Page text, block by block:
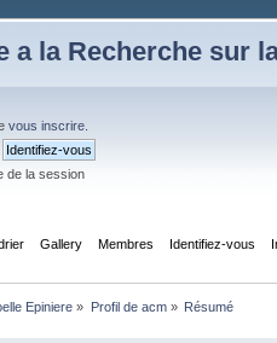
la Recherche sur
vous inscrire
de la session
Gallery Membres Identifiez-vous
Epiniere » Profil de acm» Résumé